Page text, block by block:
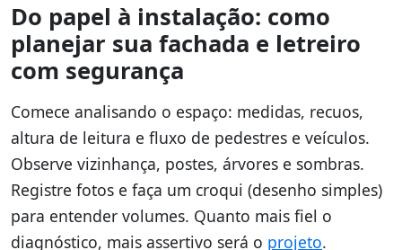
Do papel à instalação: como
planejar sua fachada e letreiro
com segurança
Comece analisando o espaço: medidas, recuos,
altura de leitura e fluxo de pedestres e veículos.
Observe vizinhança, postes, árvores e sombras.
Registre fotos e faça um croqui (desenho simples)
para entender volumes. Quanto mais fiel o
diagnóstico, mais assertivo será o projeto.